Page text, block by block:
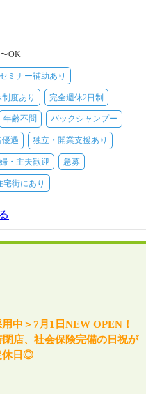
OK
セミナー補助あり
度あり 完全週休2日制
年齢不問 バックシャンプー
優遇 独立・開業支援あり
・主夫歓迎 急募
宅街にあり
用中＞7月1日NEW OPEN！
閉店、社会保険完備の日祝が
休日◎